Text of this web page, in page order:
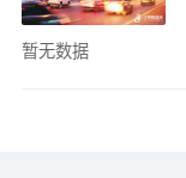
暂无数据